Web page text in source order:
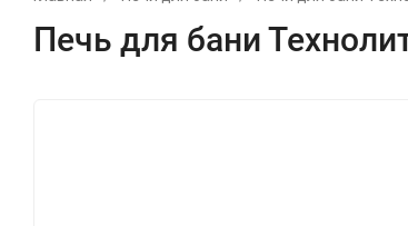
Печь для бани